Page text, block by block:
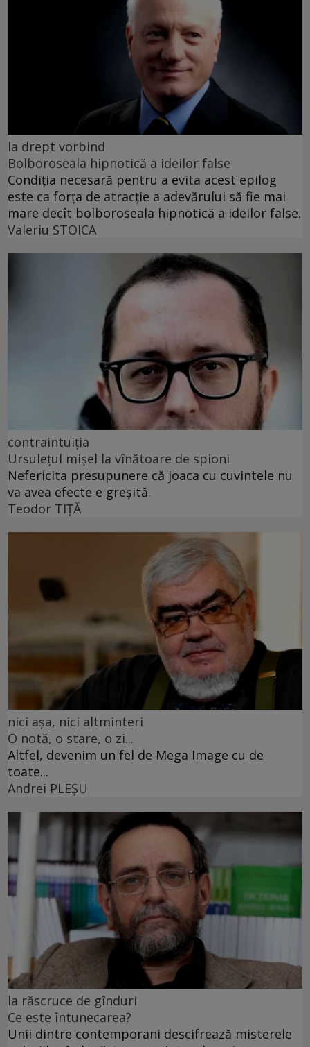
la drept vorbind
Bolboroseala hipnotică a ideilor false
Condiția necesară pentru a evita acest epilog
este ca forța de atracție a adevărului să fie mai
mare decît bolboroseala hipnotică a ideilor false.
Valeriu STOICA
contraintuiția
Ursulețul mișel la vînătoare de spioni
Nefericita presupunere că joaca cu cuvintele nu
va avea efecte e greșită.
Teodor TIŢĂ
nici așa, nici altminteri
O notă, o stare, o zi...
Altfel, devenim un fel de Mega Image cu de
toate...
Andrei PLEŞU
la răscruce de gînduri
Ce este întunecarea?
Unii dintre contemporani descifrează misterele